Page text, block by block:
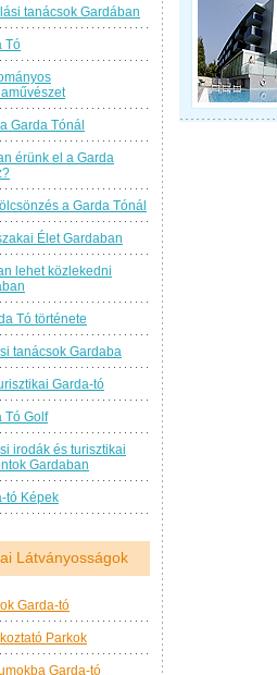
tanácsok Gardában
Tó
Garda Tónál
érünk el a Garda
a Garda Tónál
Élet Gardaban
lehet közlekedni
Tó története
tanácsok Gardaba
Garda-tó
Tó Golf
irodák és turisztikai
Gardaban
tó Képek
Látványosságok
Garda-tó
Parkok
Garda-tó